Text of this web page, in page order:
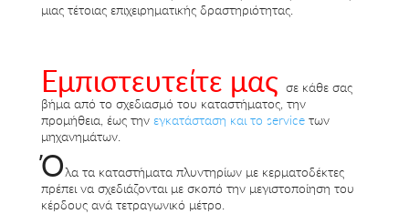
μιας τέτοιας επιχειρηματικής δραστηριότητας.
Εμπιστευτείτε μας σε κάθε σας
βήμα από το σχεδιασμό του καταστήματος, την
προμήθεια, έως την εγκατάσταση και το serviceτων
μηχανημάτων.
Όλα τα καταστήματα πλυντηρίων με κερματοδέκτες
πρέπει να σχεδιάζονται με σκοπό την μεγιστοποίηση του
κέρδους ανά τετραγωνικό μέτρο.